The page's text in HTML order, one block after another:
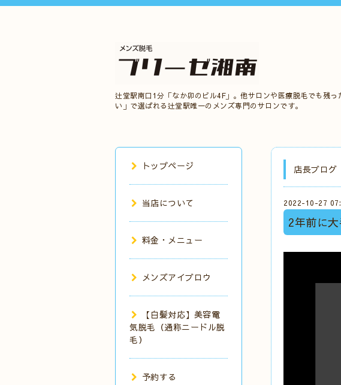
辻堂駅南口1分「なか卯のビル4F」。他サロンや医療脱毛でも残
い」で選ばれる辻堂駅唯一のメンズ専門のサロンです。
店長ブログ
2022-10-27
2年前に
トップページ
当店について
料金・メニュー
メンズアイブロウ
【白髪対応】美容電
気脱毛（通称ニードル脱
毛）
予約する